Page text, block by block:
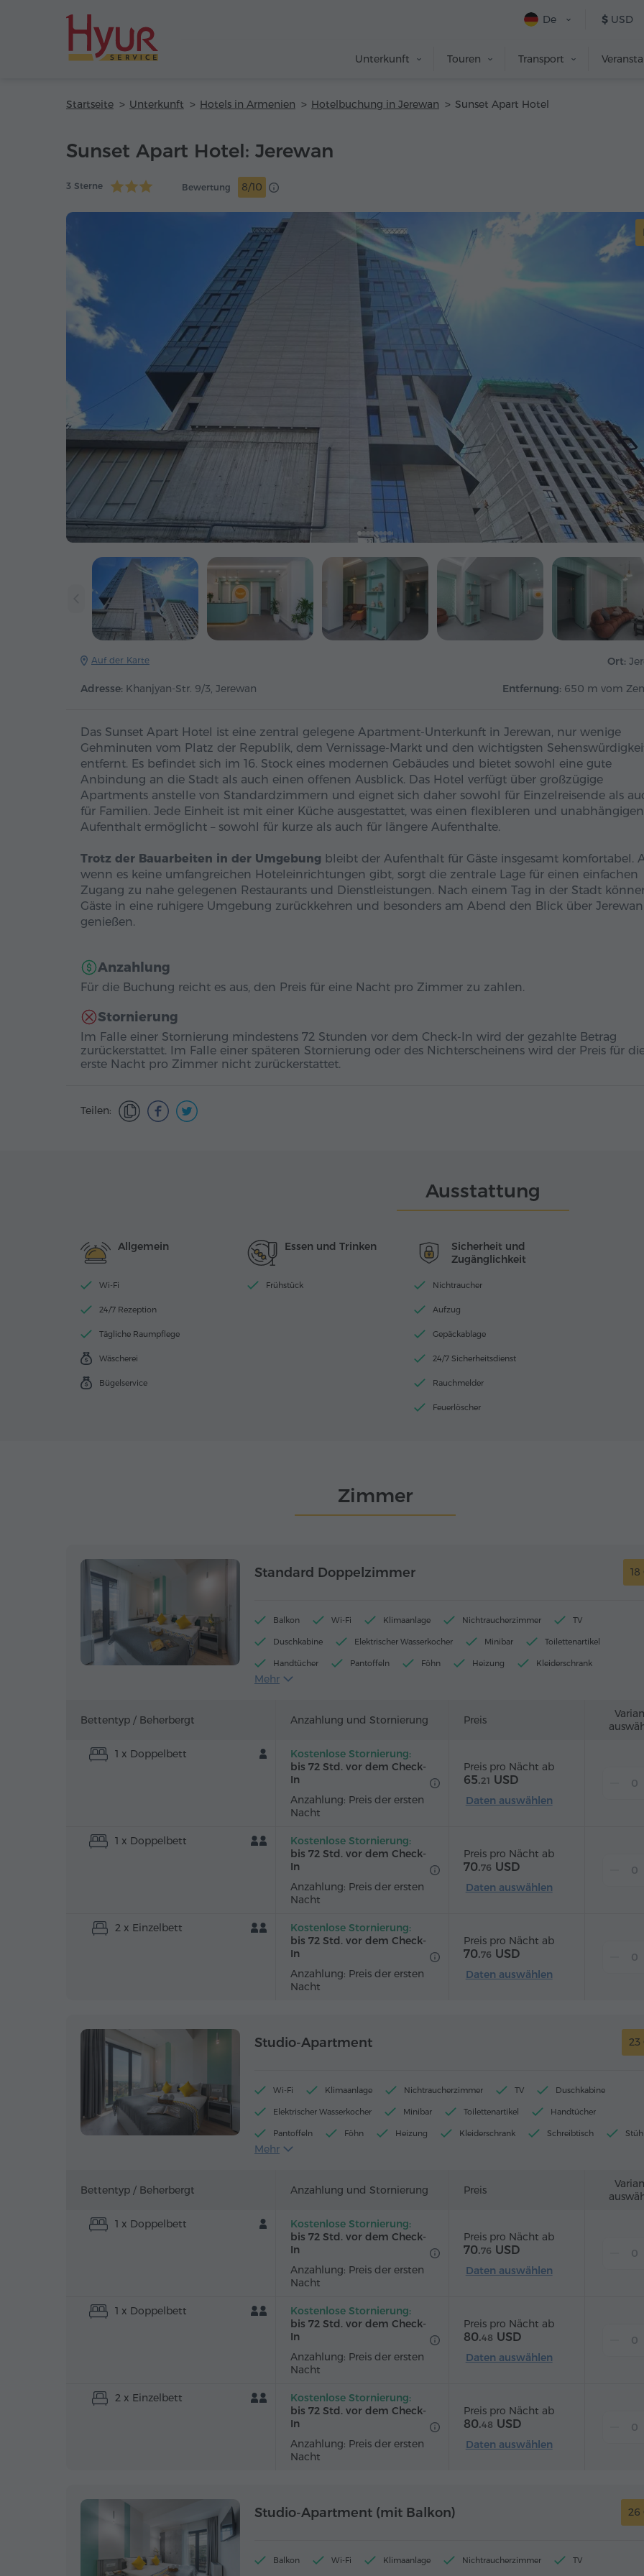
$ USD
De
Unterkunft Touren Transport
Startseite Unterkunft Hotels in Armenien Hotelbuchung in Jerewan Sunset Apart Hotel
Sunset Apart Hotel: Jerewan
3 Sterne Bewertung 8/10
Auf der Karte Ort:
Adresse: Khanjyan-Str. 9/3, Jerewan Entfernung: 650 m vom
Das Sunset Apart Hotel ist eine zentral gelegene Apartment-Unterkunft in Jerewan, nur wenige
Gehminuten vom Platz der Republik, dem Vernissage-Markt und den wichtigsten
entfernt. Es befindet sich im 16. Stock eines modernen Gebäudes und bietet sowohl eine gute
Anbindung an die Stadt als auch einen offenen Ausblick. Das Hotel verfügt über großzügige
Apartments anstelle von Standardzimmern und eignet sich daher sowohl für Einzelreisende als
für Familien. Jede Einheit ist mit einer Küche ausgestattet, was einen flexibleren und unabhängigen
Aufenthalt ermöglicht – sowohl für kurze als auch für längere Aufenthalte.
Trotz der Bauarbeiten in der Umgebung bleibt der Aufenthalt für Gäste insgesamt komfortabel.
wenn es keine umfangreichen Hoteleinrichtungen gibt, sorgt die zentrale Lage für einen einfachen
Zugang zu nahe gelegenen Restaurants und Dienstleistungen. Nach einem Tag in der Stadt
Gäste in eine ruhigere Umgebung zurückkehren und besonders am Abend den Blick über Jerewan
genießen.
Anzahlung
Für die Buchung reicht es aus, den Preis für eine Nacht pro Zimmer zu zahlen.
Stornierung
Im Falle einer Stornierung mindestens 72 Stunden vor dem Check-In wird der gezahlte Betrag
zurückerstattet. Im Falle einer späteren Stornierung oder des Nichterscheinens wird der Preis für
erste Nacht pro Zimmer nicht zurückerstattet.
Teilen:
Ausstattung
Allgemein
Wi-Fi
24/7 Rezeption
Tägliche Raumpflege
Wäscherei
Bügelservice
Essen und Trinken
Frühstück
Sicherheit und
Zugänglichkeit
Nichtraucher
Aufzug
Gepäckablage
24/7 Sicherheitsdienst
Rauchmelder
Feuerlöscher
Zimmer
Standard Doppelzimmer
Balkon Wi-Fi Klimaanlage Nichtraucherzimmer TV
Duschkabine Elektrischer Wasserkocher Minibar Toilettenartikel
Handtücher Pantoffeln Föhn Heizung Kleiderschrank
Schreibtisch
Mehr
Bettentyp / Beherbergt Anzahlung und Stornierung Preis
1 x Doppelbett
Kostenlose Stornierung:
bis 72 Std. vor dem Check-
In
Anzahlung: Preis der ersten
Nacht
Preis pro Nächt ab
65.21 USD
Daten auswählen
1 x Doppelbett
Kostenlose Stornierung:
bis 72 Std. vor dem Check-
In
Anzahlung: Preis der ersten
Nacht
Preis pro Nächt ab
70.76 USD
Daten auswählen
2 x Einzelbett
Kostenlose Stornierung:
bis 72 Std. vor dem Check-
In
Anzahlung: Preis der ersten
Nacht
Preis pro Nächt ab
70.76 USD
Daten auswählen
Studio-Apartment 23
Wi-Fi Klimaanlage Nichtraucherzimmer TV Duschkabine
Elektrischer Wasserkocher Minibar Toilettenartikel Handtücher
Pantoffeln Föhn Heizung Kleiderschrank Schreibtisch
Safe
Mehr
Bettentyp / Beherbergt Anzahlung und Stornierung Preis
1 x Doppelbett
Kostenlose Stornierung:
bis 72 Std. vor dem Check-
In
Anzahlung: Preis der ersten
Nacht
Preis pro Nächt ab
70.76 USD
Daten auswählen
1 x Doppelbett
Kostenlose Stornierung:
bis 72 Std. vor dem Check-
In
Anzahlung: Preis der ersten
Nacht
Preis pro Nächt ab
80.48 USD
Daten auswählen
2 x Einzelbett
Kostenlose Stornierung:
bis 72 Std. vor dem Check-
In
Anzahlung: Preis der ersten
Nacht
Preis pro Nächt ab
80.48 USD
Daten auswählen
Studio-Apartment (mit Balkon) 26
Balkon Wi-Fi Klimaanlage Nichtraucherzimmer TV